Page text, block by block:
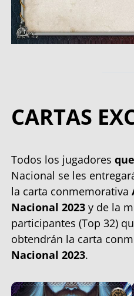
CARTAS
Todos los jugadores
Nacional se les
la carta conmemorativa
Nacional 2023 y de la
participantes (Top 32)
obtendrán la carta
Nacional 2023.